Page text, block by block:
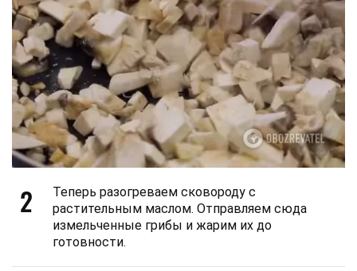
2
Теперь разогреваем сковороду с
растительным маслом. Отправляем сюда
измельченные грибы и жарим их до
готовности.